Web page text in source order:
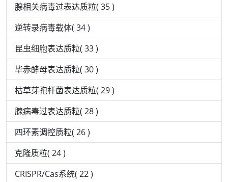
腺相关病毒过表达质粒( 35 )
逆转录病毒载体( 34 )
昆虫细胞表达质粒( 33 )
毕赤酵母表达质粒( 30 )
枯草芽孢杆菌表达质粒( 29 )
腺病毒过表达质粒( 28 )
四环素调控质粒( 26 )
克隆质粒( 24 )
CRISPR/Cas系统( 22 )